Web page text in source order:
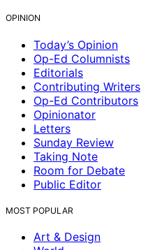
OPINION
Today’s Opinion
Op-Ed Columnists
Editorials
Contributing Writers
Op-Ed Contributors
Opinionator
Letters
Sunday Review
Taking Note
Room for Debate
Public Editor
MOST POPULAR
Art & Design